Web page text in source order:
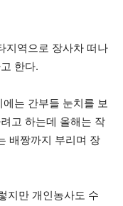
지역으로 장사차 떠나
한다.
는 간부들 눈치를 보
고 하는데 올해는 작
배짱까지 부리며 장
지만 개인농사도 수